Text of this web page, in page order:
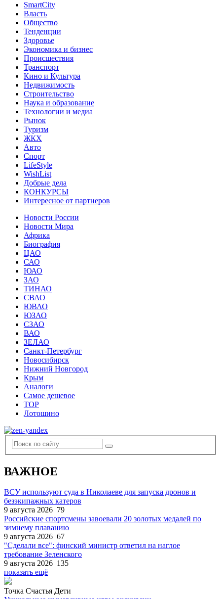
SmartCity
Власть
Общество
Тенденции
Здоровье
Экономика и бизнес
Происшествия
Транспорт
Кино и Культура
Недвижимость
Строительство
Наука и образование
Технологии и медиа
Рынок
Туризм
ЖКХ
Авто
Спорт
LifeStyle
WishList
Добрые дела
КОНКУРСЫ
Интересное от партнеров
Новости России
Новости Мира
Африка
Биография
ЦАО
САО
ЮАО
ЗАО
ТИНАО
СВАО
ЮВАО
ЮЗАО
СЗАО
ВАО
ЗЕЛАО
Санкт-Петербург
Новосибирск
Нижний Новгород
Крым
Аналоги
Самое дешевое
TOP
Лотошино
ВАЖНОЕ
ВСУ используют суда в Николаеве для запуска дронов и
безэкипажных катеров
9 августа 2026 79
Российские спортсмены завоевали 20 золотых медалей по
зимнему плаванию
9 августа 2026 67
"Сделали все": финский министр ответил на наглое
требование Зеленского
9 августа 2026 135
показать ещё
Точка Счастья Дети